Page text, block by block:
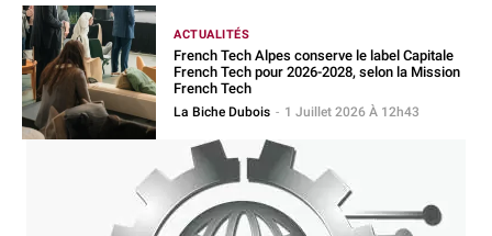
ACTUALITÉS
French Tech Alpes conserve le label Capitale
French Tech pour 2026-2028, selon la Mission
French Tech
La Biche Dubois - 1 Juillet 2026 À 12h43